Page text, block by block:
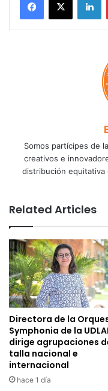
Somos partícipes de
creativos e
distribución equitativa
Related Articles
Directora de la
Symphonia de la
dirige agrupaciones
talla nacional e
internacional
hace 1 día